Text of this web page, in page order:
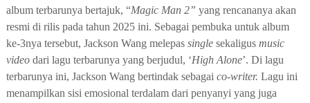
album terbarunya bertajuk, “Magic Man 2” yang rencananya akan
resmi di rilis pada tahun 2025 ini. Sebagai pembuka untuk album
ke-3nya tersebut, Jackson Wang melepas singlesekaligus music
videodari lagu terbarunya yang berjudul, ‘High Alone’. Di lagu
terbarunya ini, Jackson Wang bertindak sebagai co-writer. Lagu ini
menampilkan sisi emosional terdalam dari penyanyi yang juga